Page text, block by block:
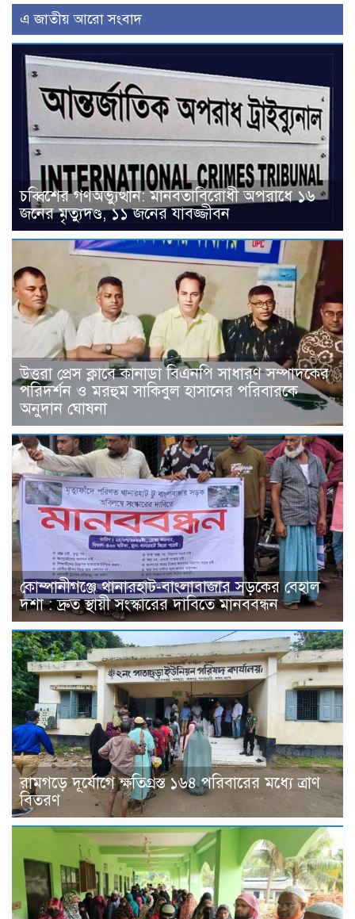
এ জাতীয় আরো সংবাদ
চব্বিশের গণঅভ্যুত্থান: মানবতাবিরোধী অপরাধে ১৬
জনের মৃত্যুদণ্ড, ১১ জনের যাবজ্জীবন
উত্তরা প্রেস ক্লাবে কানাডা বিএনপি সাধারণ সম্পাদকের
পরিদর্শন ও মরহুম সাকিবুল হাসানের পরিবারকে
অনুদান ঘোষনা
কোম্পানীগঞ্জে থানারহাট-বাংলাবাজার সড়কের বেহাল
দশা : দ্রুত স্থায়ী সংস্কারের দাবিতে মানববন্ধন
রামগড়ে দূর্যোগে ক্ষতিগ্রস্ত ১৬৪ পরিবারের মধ্যে ত্রাণ
বিতরণ